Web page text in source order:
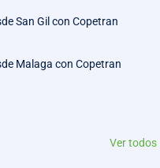
San Gil con Copetran
Malaga con Copetran
Ver todos